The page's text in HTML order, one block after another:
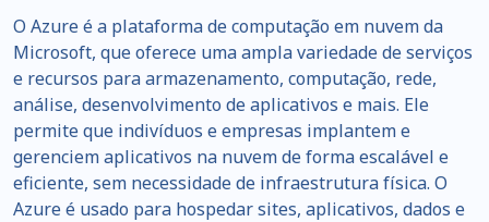
O Azure é a plataforma de computação em nuvem da
Microsoft, que oferece uma ampla variedade de serviços
e recursos para armazenamento, computação, rede,
análise, desenvolvimento de aplicativos e mais. Ele
permite que indivíduos e empresas implantem e
gerenciem aplicativos na nuvem de forma escalável e
eficiente, sem necessidade de infraestrutura física. O
Azure é usado para hospedar sites, aplicativos, dados e